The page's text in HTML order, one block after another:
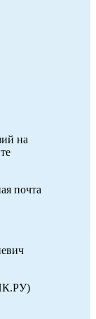
на
почта